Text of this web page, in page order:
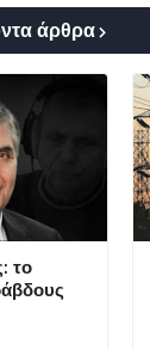
άρθρα
το